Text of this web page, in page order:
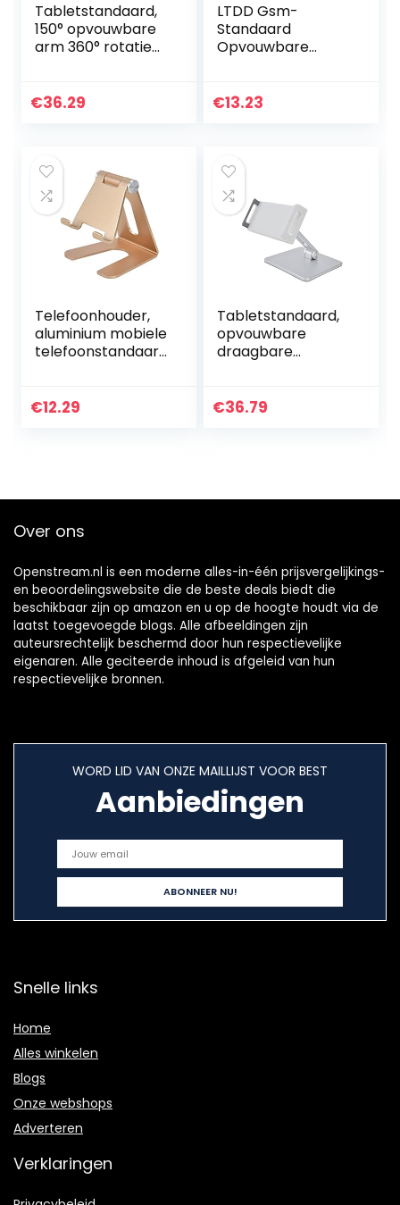
Tabletstandaard,
150° opvouwbare
arm 360° rotatie
Gebruiksvriendelijk
€36.29
LTDD Gsm-
Standaard
Opvouwbare
Telescopische
€13.23
Telefoonhouder,
aluminium mobiele
telefoonstandaard
€12.29
Tabletstandaard,
opvouwbare
draagbare
voor verschillende
€36.79
Over ons
Openstream.nl is een moderne alles-in-één prijsvergelijkings-
en beoordelingswebsite die de beste deals biedt die
beschikbaar zijn op amazon en u op de hoogte houdt via de
laatst toegevoegde blogs. Alle afbeeldingen zijn
auteursrechtelijk beschermd door hun respectievelijke
eigenaren. Alle geciteerde inhoud is afgeleid van hun
respectievelijke bronnen.
WORD LID VAN ONZE MAILLIJST VOOR BEST
Aanbiedingen
Snelle links
Home
Alles winkelen
Blogs
Onze webshops
Adverteren
Verklaringen